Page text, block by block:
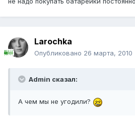
Larochka
Опубликовано 26 марта, 2010
Admin сказал:
А чем мы не угодили?